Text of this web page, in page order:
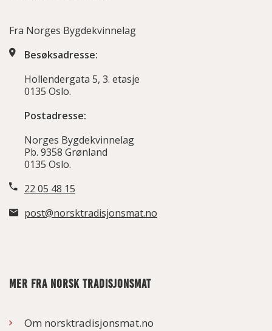
Fra Norges Bygdekvinnelag
Besøksadresse:
Hollendergata 5, 3. etasje
0135 Oslo.
Postadresse:
Norges Bygdekvinnelag
Pb. 9358 Grønland
0135 Oslo.
22 05 48 15
post@norsktradisjonsmat.no
MER FRA NORSK TRADISJONSMAT
Om norsktradisjonsmat.no